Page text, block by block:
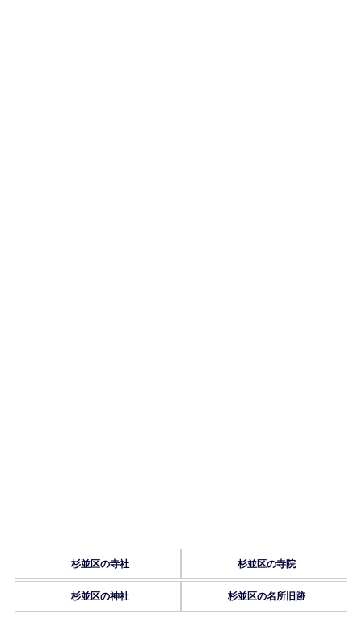
杉並区の寺社 杉並区の寺院
杉並区の神社 杉並区の名所旧跡